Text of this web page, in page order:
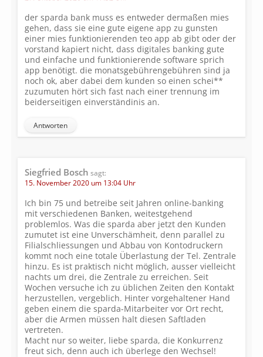
der sparda bank muss es entweder dermaßen mies
gehen, dass sie eine gute eigene app zu gunsten
einer mies funktionierenden teo app ab gibt oder der
vorstand kapiert nicht, dass digitales banking gute
und einfache und funktionierende software sprich
app benötigt. die monatsgebührengebühren sind ja
noch ok, aber dabei dem kunden so einen schei**
zuzumuten hört sich fast nach einer trennung im
beiderseitigen einverständinis an.
Antworten
Siegfried Bosch sagt:
15. November 2020 um 13:04 Uhr
Ich bin 75 und betreibe seit Jahren online-banking
mit verschiedenen Banken, weitestgehend
problemlos. Was die sparda aber jetzt den Kunden
zumutet ist eine Unverschämheit, denn parallel zu
Filialschliessungen und Abbau von Kontodruckern
kommt noch eine totale Überlastung der Tel. Zentrale
hinzu. Es ist praktisch nicht möglich, ausser vielleicht
nachts um drei, die Zentrale zu erreichen. Seit
Wochen versuche ich zu üblichen Zeiten den Kontakt
herzustellen, vergeblich. Hinter vorgehaltener Hand
geben einem die sparda-Mitarbeiter vor Ort recht,
aber die Armen müssen halt diesen Saftladen
vertreten.
Macht nur so weiter, liebe sparda, die Konkurrenz
freut sich, denn auch ich überlege den Wechsel!